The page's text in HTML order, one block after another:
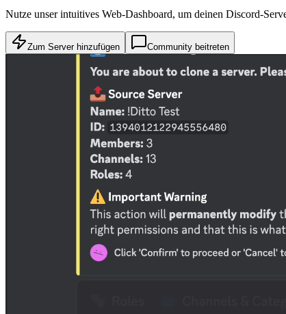
Nutze unser intuitives Web-Dashboard, um deinen Discord-
Zum Server hinzufügen Community beitreten